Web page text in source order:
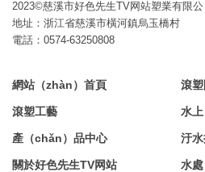
2023©慈溪市好色先生TV网站塑業有限公
地址：浙江省慈溪市橫河鎮烏玉橋村
電話：0574-63250808
網站（zhàn）首頁
滾塑工藝
產（chǎn）品中心
關於好色先生TV网站
滾
水
汙
水